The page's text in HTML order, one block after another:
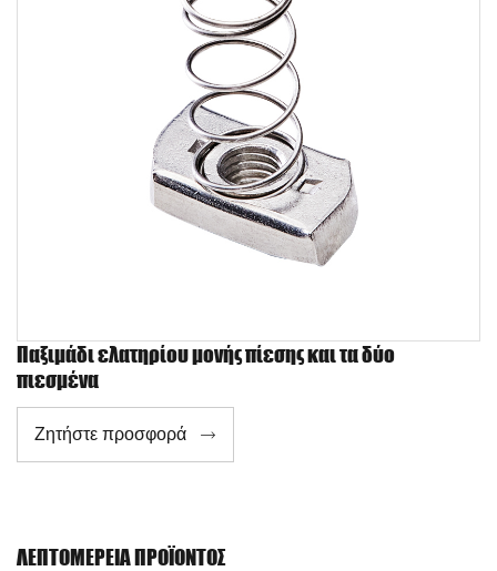
Παξιμάδι ελατηρίου μονής πίεσης και τα δύο
πιεσμένα
Ζητήστε προσφορά 
ΛΕΠΤΟΜΈΡΕΙΑ ΠΡΟΪΌΝΤΟΣ